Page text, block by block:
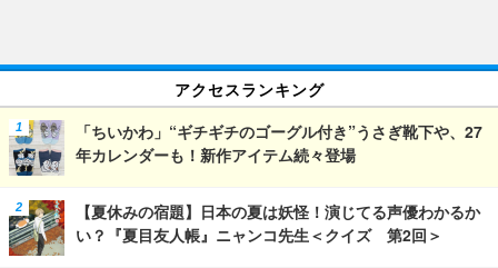
アクセスランキング
「ちいかわ」“ギチギチのゴーグル付き”うさぎ靴下や、27
年カレンダーも！新作アイテム続々登場
【夏休みの宿題】日本の夏は妖怪！演じてる声優わかるか
い？『夏目友人帳』ニャンコ先生＜クイズ 第2回＞